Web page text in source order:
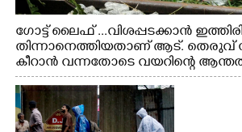
ഗോട്ട് ലൈഫ് ...വിശപ്പടക്കാൻ
തിന്നാനെത്തിയതാണ് ആട്. തെരുവ്
കീറാൻ വന്നതോടെ വയറിന്റെ
വേണ്ടിയായി ഓട്ടം. എറണാകുളം
നിന്നുള്ള കാഴ്ച